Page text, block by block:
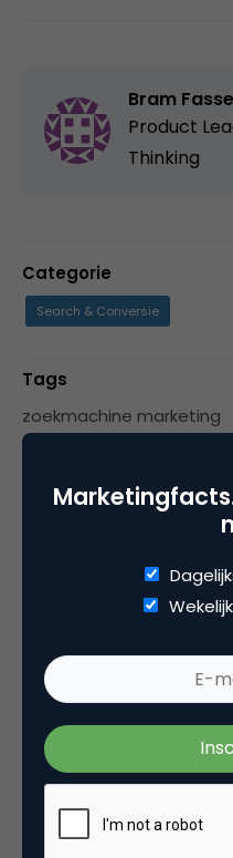
Bram
Product
Thinking
Categorie
Search & Conversie
Tags
zoekmachine marketing
Tja, ik zocht
daar stond de optie
Leuk, maar
spam…